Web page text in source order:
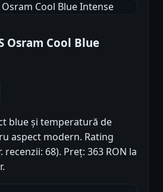
Osram Cool Blue
blue și temperatură de
aspect modern. Rating
recenzii: 68). Preț: 363 RON la